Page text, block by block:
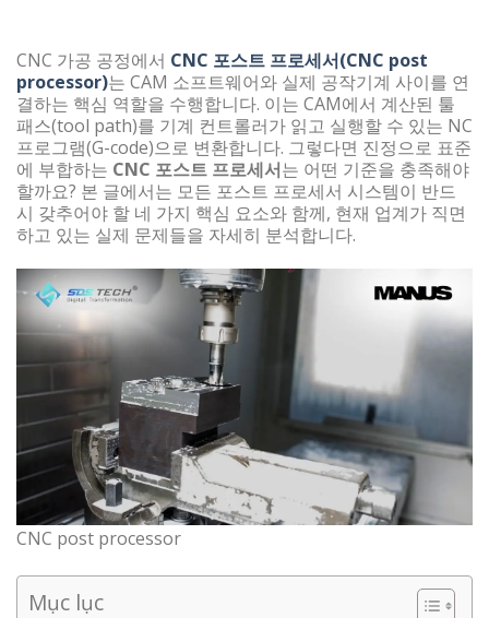
CNC 가공 공정에서 CNC 포스트 프로세서(CNC post
processor)는 CAM 소프트웨어와 실제 공작기계 사이를 연
결하는 핵심 역할을 수행합니다. 이는 CAM에서 계산된 툴
패스(tool path)를 기계 컨트롤러가 읽고 실행할 수 있는 NC
프로그램(G-code)으로 변환합니다. 그렇다면 진정으로 표준
에 부합하는 CNC 포스트 프로세서는 어떤 기준을 충족해야
할까요? 본 글에서는 모든 포스트 프로세서 시스템이 반드
시 갖추어야 할 네 가지 핵심 요소와 함께, 현재 업계가 직면
하고 있는 실제 문제들을 자세히 분석합니다.
CNC post processor
Mục lục